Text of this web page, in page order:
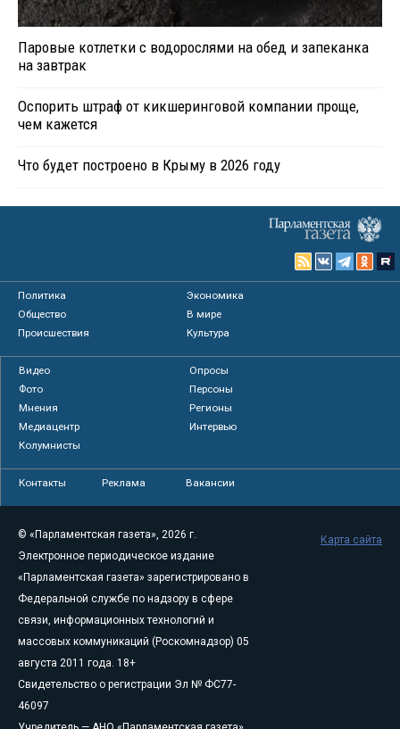
Паровые котлетки с водорослями на обед и запеканка
на завтрак
Оспорить штраф от кикшеринговой компании проще,
чем кажется
Что будет построено в Крыму в 2026 году
Политика
Экономика
Общество
В мире
Происшествия
Культура
Видео
Опросы
Фото
Персоны
Мнения
Регионы
Медиацентр
Интервью
Колумнисты
Контакты Реклама Вакансии
© «Парламентская газета», 2026 г.
Электронное периодическое издание
«Парламентская газета» зарегистрировано в
Федеральной службе по надзору в сфере
связи, информационных технологий и
массовых коммуникаций (Роскомнадзор) 05
августа 2011 года. 18+
Свидетельство о регистрации Эл № ФС77-
46097
Карта сайта